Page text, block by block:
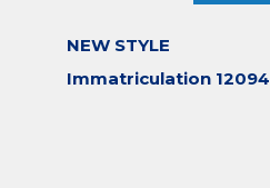
NEW STYLE
Immatriculation 12094